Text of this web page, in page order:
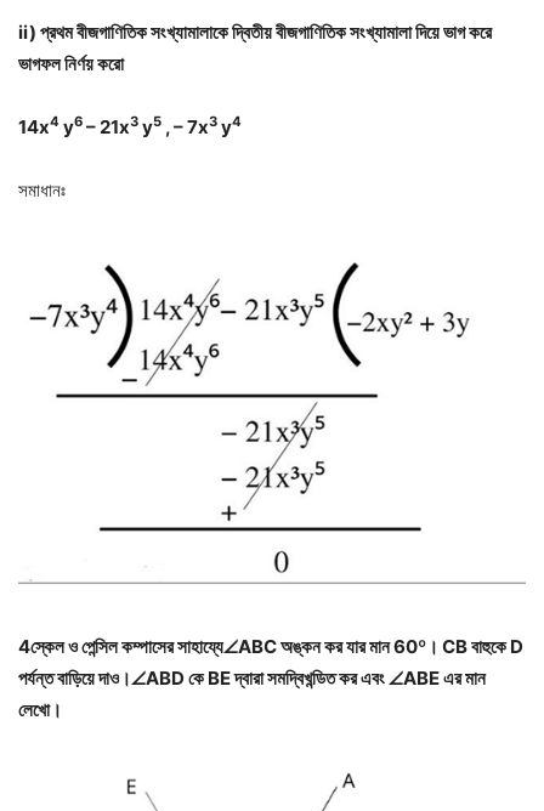
ii) প্রথম বীজগাণিতিক সংখ্যামালাকে দ্বিতীয় বীজগাণিতিক সংখ্যামালা দিয়ে ভাগ করে
ভাগফল নির্ণয় করো
14x4 y6 – 21x3 y5 , – 7x3 y4
সমাধানঃ
4স্কেল ও পেন্সিল কম্পাসের সাহায্যে∠ABC অঙ্কন কর যার মান 60º । CB বাহুকে D
পর্যন্ত বাড়িয়ে দাও।∠ABD কে BE দ্বারা সমদ্বিখন্ডিত কর এবং∠ABE এর মান
লেখো।